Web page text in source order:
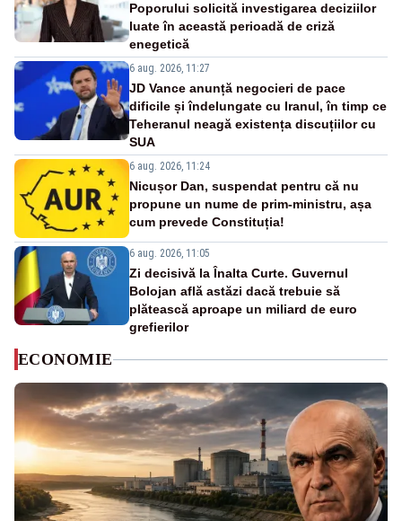
Poporului solicită investigarea deciziilor
luate în această perioadă de criză
enegetică
6 aug. 2026, 11:27
JD Vance anunță negocieri de pace
dificile și îndelungate cu Iranul, în timp ce
Teheranul neagă existența discuțiilor cu
SUA
6 aug. 2026, 11:24
Nicușor Dan, suspendat pentru că nu
propune un nume de prim-ministru, așa
cum prevede Constituția!
6 aug. 2026, 11:05
Zi decisivă la Înalta Curte. Guvernul
Bolojan află astăzi dacă trebuie să
plătească aproape un miliard de euro
grefierilor
ECONOMIE